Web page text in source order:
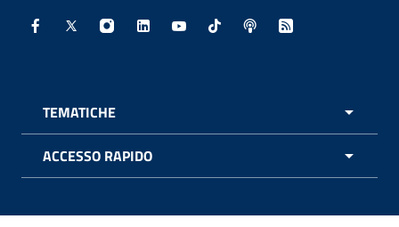
Facebook - Sito esterno - Apertura in nuova finestra
X - Sito esterno - Apertura in nuova finestra
Instagram - Sito esterno - Apertura in
Linkedin - Sito esterno - Apertura in
Youtube - Sito esterno -
TikTok - Sito esterno -
Spreaker - Sito
Feed RSS -
TEMATICHE
ACCESSO RAPIDO